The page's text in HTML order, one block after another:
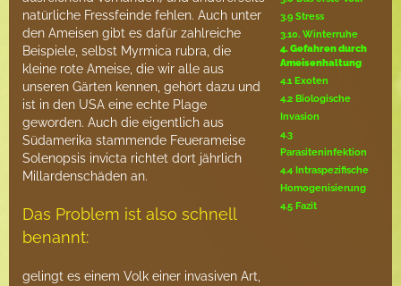
natürliche Fressfeinde fehlen. Auch unter
den Ameisen gibt es dafür zahlreiche
Beispiele, selbst Myrmica rubra, die
kleine rote Ameise, die wir alle aus
unseren Gärten kennen, gehört dazu und
ist in den USA eine echte Plage
geworden. Auch die eigentlich aus
Südamerika stammende Feuerameise
Solenopsis invicta richtet dort jährlich
Millardenschäden an.
Das Problem ist also schnell
benannt:
gelingt es einem Volk einer invasiven Art,
3.9 Stress
3.10. Winterruhe
4. Gefahren durch
Ameisenhaltung
4.1 Exoten
4.2 Biologische
Invasion
4.3
Parasiteninfektion
4.4 Intraspezifische
Homogenisierung
4.5 Fazit